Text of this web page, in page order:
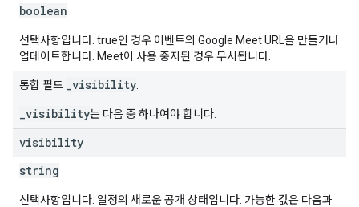
boolean
선택사항입니다. true인 경우 이벤트의 Google Meet URL을 만들거나
업데이트합니다. Meet이 사용 중지된 경우 무시됩니다.
통합 필드 _visibility
_visibility는 다음 중 하나여야 합니다.
visibility
string
선택사항입니다. 일정의 새로운 공개 상태입니다. 가능한 값은 다음과